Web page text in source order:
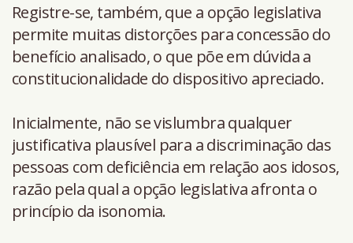
Registre-se, também, que a opção legislativa
permite muitas distorções para concessão do
benefício analisado, o que põe em dúvida a
constitucionalidade do dispositivo apreciado.
Inicialmente, não se vislumbra qualquer
justificativa plausível para a discriminação das
pessoas com deficiência em relação aos idosos,
razão pela qual a opção legislativa afronta o
princípio da isonomia.